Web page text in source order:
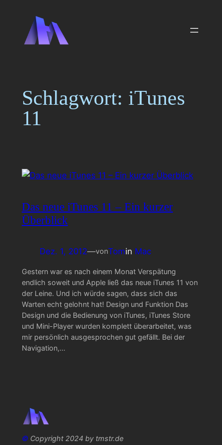
springen
Schlagwort: iTunes
11
Das neue iTunes 11 – Ein kurzer
Überblick
Dez. 1, 2012—vonTomin Mac
Gestern war es nach einem Monat Verspätung
endlich soweit und Apple ließ das neue iTunes 11 von
der Leine. Und ich würde sagen, dass sich das
Warten echt gelohnt hat! Design und Funktion Das
Design und die Bedienung von iTunes, iTunes Store
und Mini-Player wurden komplett überarbeitet, was
mir persönlich ausgesprochen gut gefällt. Bei der
Navigation,…
©Copyright 2024 by tmstr.de